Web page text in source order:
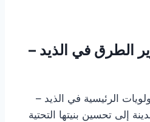
الطرق في الذيد –
الرئيسية في الذيد –
إلى تحسين بنيتها التحتية